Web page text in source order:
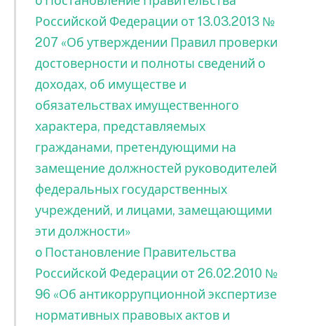
Российской Федерации от 13.03.2013 №
207 «Об утверждении Правил проверки
достоверности и полноты сведений о
доходах, об имуществе и
обязательствах имущественного
характера, представляемых
гражданами, претендующими на
замещение должностей руководителей
федеральных государственных
учреждений, и лицами, замещающими
эти должности»
o Постановление Правительства
Российской Федерации от 26.02.2010 №
96 «Об антикоррупционной экспертизе
нормативных правовых актов и